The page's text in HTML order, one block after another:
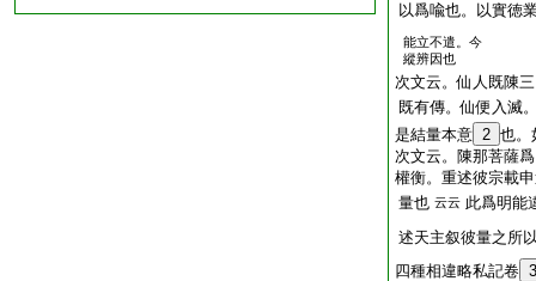
以爲喩也。以實徳
能立不遣。今
縱辨因也
次文云。仙人既陳
既有傳。仙便入滅
是結量本意 2 也。
次文云。陳那菩薩
權衡。重述彼宗載
量也 云云 此爲明能
述天主叙彼量之所
四種相違略私記卷 3